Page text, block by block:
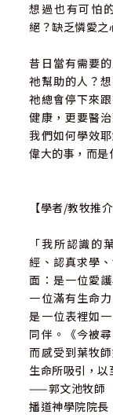
想過也有可怕
絕？缺乏憐愛之
昔日當有需要
祂幫助的人？
祂總會停下來
健康，更要醫
我們如何學效
偉大的事，而是
【學者/教牧推介
「我所認識的
經、認真求學
面：是一位愛
一位滿有生命
是一位表裡如
同伴。《今被
而感受到葉牧
生命所吸引，以
——郭文池牧師
播道神學院院長